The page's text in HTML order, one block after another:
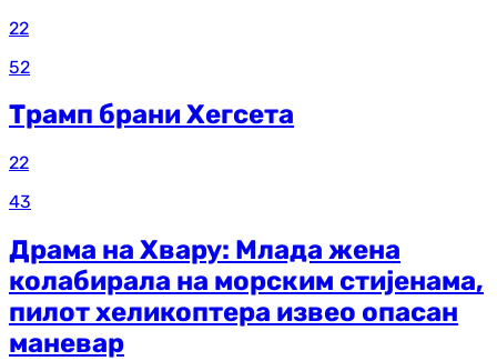
22
52
Трамп брани Хегсета
22
43
Драма на Хвару: Млада жена
колабирала на морским стијенама,
пилот хеликоптера извео опасан
маневар